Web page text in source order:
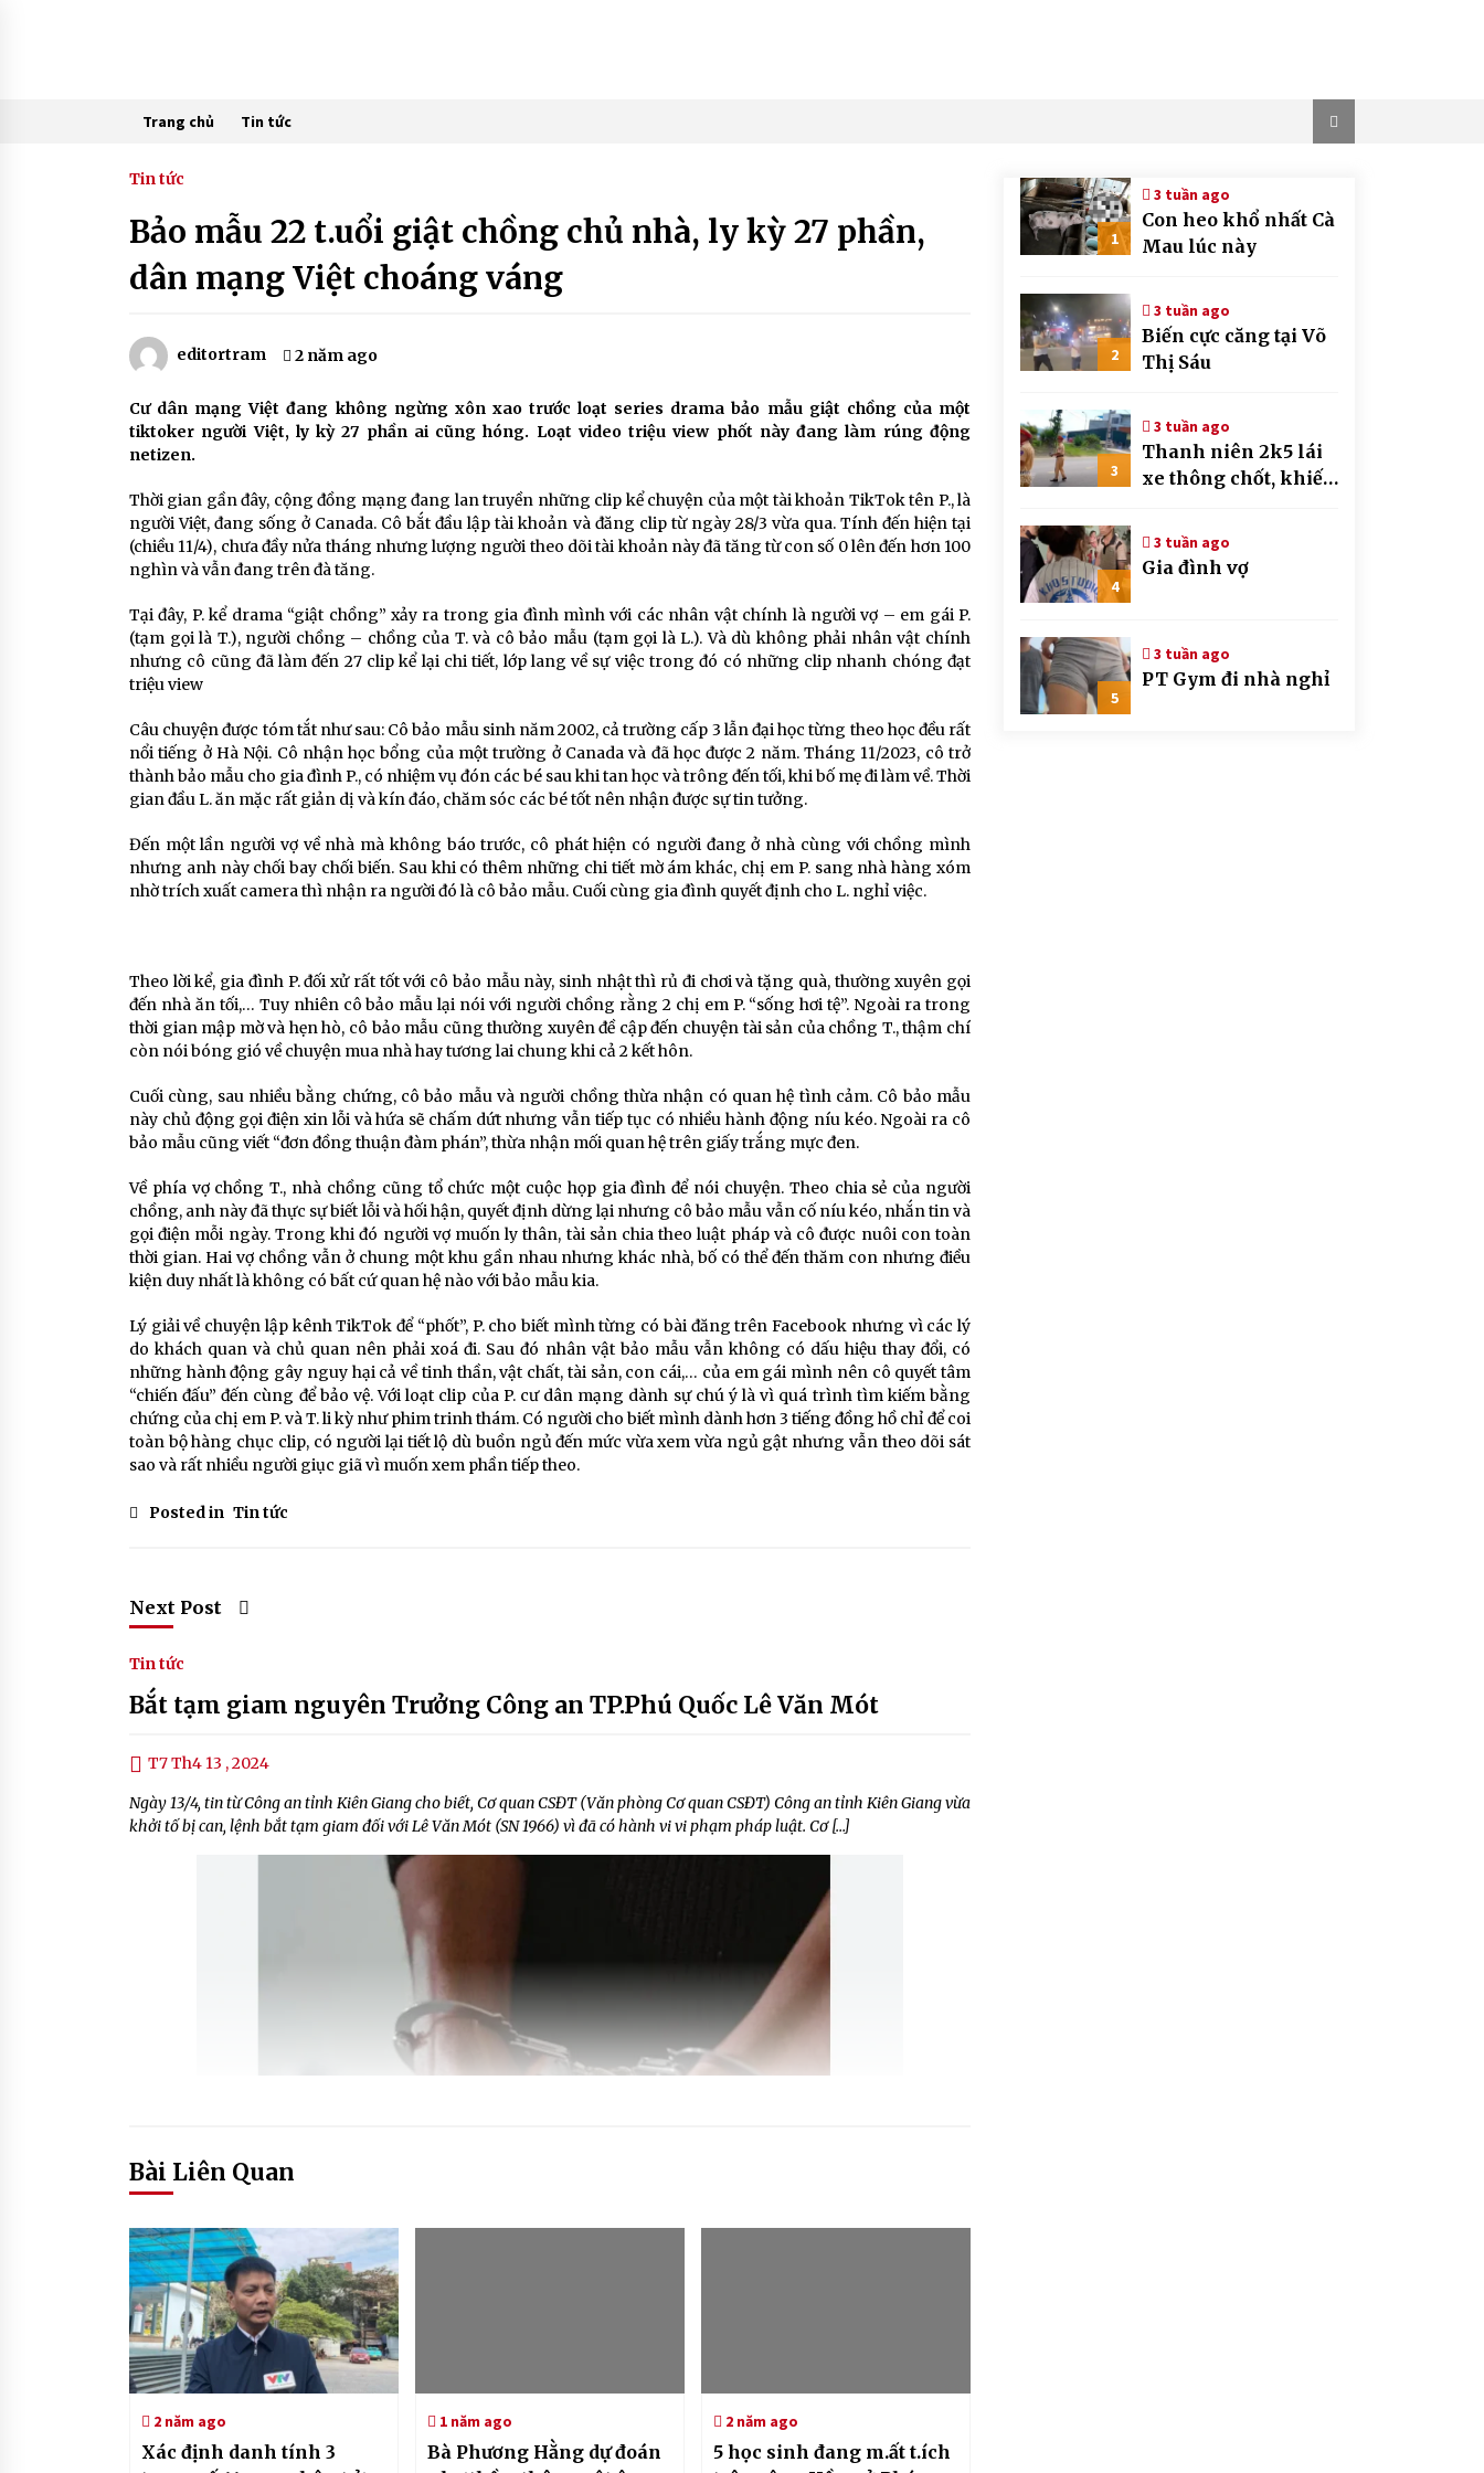
Trang chủ Tin tức
Tin tức
Bảo mẫu 22 t.uổi giật chồng chủ nhà, ly kỳ 27 phần,
dân mạng Việt choáng váng
editortram 2 năm ago
Cư dân mạng Việt đang không ngừng xôn xao trước loạt series drama bảo mẫu giật chồng của một
tiktoker người Việt, ly kỳ 27 phần ai cũng hóng. Loạt video triệu view phốt này đang làm rúng động
netizen.
Thời gian gần đây, cộng đồng mạng đang lan truyền những clip kể chuyện của một tài khoản TikTok tên P., là
người Việt, đang sống ở Canada. Cô bắt đầu lập tài khoản và đăng clip từ ngày 28/3 vừa qua. Tính đến hiện tại
(chiều 11/4), chưa đầy nửa tháng nhưng lượng người theo dõi tài khoản này đã tăng từ con số 0 lên đến hơn 100
nghìn và vẫn đang trên đà tăng.
Tại đây, P. kể drama “giật chồng” xảy ra trong gia đình mình với các nhân vật chính là người vợ – em gái P.
(tạm gọi là T.), người chồng – chồng của T. và cô bảo mẫu (tạm gọi là L.). Và dù không phải nhân vật chính
nhưng cô cũng đã làm đến 27 clip kể lại chi tiết, lớp lang về sự việc trong đó có những clip nhanh chóng đạt
triệu view
Câu chuyện được tóm tắt như sau: Cô bảo mẫu sinh năm 2002, cả trường cấp 3 lẫn đại học từng theo học đều rất
nổi tiếng ở Hà Nội. Cô nhận học bổng của một trường ở Canada và đã học được 2 năm. Tháng 11/2023, cô trở
thành bảo mẫu cho gia đình P., có nhiệm vụ đón các bé sau khi tan học và trông đến tối, khi bố mẹ đi làm về. Thời
gian đầu L. ăn mặc rất giản dị và kín đáo, chăm sóc các bé tốt nên nhận được sự tin tưởng.
Đến một lần người vợ về nhà mà không báo trước, cô phát hiện có người đang ở nhà cùng với chồng mình
nhưng anh này chối bay chối biến. Sau khi có thêm những chi tiết mờ ám khác, chị em P. sang nhà hàng xóm
nhờ trích xuất camera thì nhận ra người đó là cô bảo mẫu. Cuối cùng gia đình quyết định cho L. nghỉ việc.
Theo lời kể, gia đình P. đối xử rất tốt với cô bảo mẫu này, sinh nhật thì rủ đi chơi và tặng quà, thường xuyên gọi
đến nhà ăn tối,… Tuy nhiên cô bảo mẫu lại nói với người chồng rằng 2 chị em P. “sống hơi tệ”. Ngoài ra trong
thời gian mập mờ và hẹn hò, cô bảo mẫu cũng thường xuyên đề cập đến chuyện tài sản của chồng T., thậm chí
còn nói bóng gió về chuyện mua nhà hay tương lai chung khi cả 2 kết hôn.
Cuối cùng, sau nhiều bằng chứng, cô bảo mẫu và người chồng thừa nhận có quan hệ tình cảm. Cô bảo mẫu
này chủ động gọi điện xin lỗi và hứa sẽ chấm dứt nhưng vẫn tiếp tục có nhiều hành động níu kéo. Ngoài ra cô
bảo mẫu cũng viết “đơn đồng thuận đàm phán”, thừa nhận mối quan hệ trên giấy trắng mực đen.
Về phía vợ chồng T., nhà chồng cũng tổ chức một cuộc họp gia đình để nói chuyện. Theo chia sẻ của người
chồng, anh này đã thực sự biết lỗi và hối hận, quyết định dừng lại nhưng cô bảo mẫu vẫn cố níu kéo, nhắn tin và
gọi điện mỗi ngày. Trong khi đó người vợ muốn ly thân, tài sản chia theo luật pháp và cô được nuôi con toàn
thời gian. Hai vợ chồng vẫn ở chung một khu gần nhau nhưng khác nhà, bố có thể đến thăm con nhưng điều
kiện duy nhất là không có bất cứ quan hệ nào với bảo mẫu kia.
Lý giải về chuyện lập kênh TikTok để “phốt”, P. cho biết mình từng có bài đăng trên Facebook nhưng vì các lý
do khách quan và chủ quan nên phải xoá đi. Sau đó nhân vật bảo mẫu vẫn không có dấu hiệu thay đổi, có
những hành động gây nguy hại cả về tinh thần, vật chất, tài sản, con cái,… của em gái mình nên cô quyết tâm
“chiến đấu” đến cùng để bảo vệ.Với loạt clip của P. cư dân mạng dành sự chú ý là vì quá trình tìm kiếm bằng
chứng của chị em P. và T. li kỳ như phim trinh thám. Có người cho biết mình dành hơn 3 tiếng đồng hồ chỉ để coi
toàn bộ hàng chục clip, có người lại tiết lộ dù buồn ngủ đến mức vừa xem vừa ngủ gật nhưng vẫn theo dõi sát
sao và rất nhiều người giục giã vì muốn xem phần tiếp theo.
Posted in Tin tức
Next Post
Tin tức
Bắt tạm giam nguyên Trưởng Công an TP.Phú Quốc Lê Văn Mót
T7 Th4 13 , 2024
Ngày 13/4, tin từ Công an tỉnh Kiên Giang cho biết, Cơ quan CSĐT (Văn phòng Cơ quan CSĐT) Công an tỉnh Kiên Giang vừa
khởi tố bị can, lệnh bắt tạm giam đối với Lê Văn Mót (SN 1966) vì đã có hành vi vi phạm pháp luật. Cơ […]
Bài Liên Quan
2 năm ago
Xác định danh tính 3
1 năm ago
Bà Phương Hằng dự đoán
2 năm ago
5 học sinh đang m.ất t.ích
1
3 tuần ago
Con heo khổ nhất Cà
Mau lúc này
2
3 tuần ago
Biến cực căng tại Võ
Thị Sáu
3
3 tuần ago
Thanh niên 2k5 lái
xe thông chốt, khiến
mấy giây
4
3 tuần ago
Gia đình vợ
5
3 tuần ago
PT Gym đi nhà nghỉ